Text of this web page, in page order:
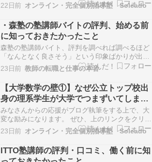
クをお願いします。 こんにちは。完全個別指導塾
Soleado（ソレアド）です。 前回の記事では、
「大学生向けの塾」が盛況しているというニュー
スを交え、公立高校出身の理系学生が大学数学
（微分…
22日前 オンライン・完全個別指導塾 Soleado
・森塾の塾講師バイトの評判、始める前
に知っておきたかったこと
森塾の塾講師バイト、評判を調べれば調べるほど
「なんとなく良さそう」という印象ばかりが出て
きませんか？ でも、実際に始めてから「こんなは
ずじゃなかった」と感じるパターンも確かに存在
します。 良い評判だけを見て飛び込んだ結果、最
初の数週間で戸惑いが出てくる人は少なくないん
です。 こ…
23日前 教師の転職と仕事の本音
【大学数学の壁①】なぜ公立トップ校出
身の理系学生が大学でつまずいてしまう
のか？
みなさんからの応援がブログ執筆をする上で、大
変な励みになります。 ぜひ、上のリンクをクリッ
クをお願いします。 こんにちは。完全個別指導塾
Soleado（ソレアド）です。 先日、ネット上でこ
のようなニュース記事が話題になっていました。
「大学生の塾」盛況 難関大の講義が難しい… …
23日前 オンライン・完全個別指導塾 Soleado
ITTO塾講師の評判・口コミ、働く前に知